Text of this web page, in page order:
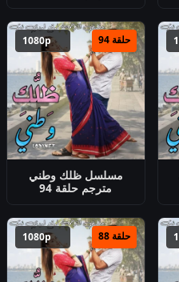
حلقة 94 1080p
مسلسل ظلك وطني
مترجم حلقة 94
حلقة 88 1080p